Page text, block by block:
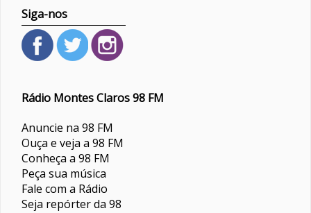
Siga-nos
Rádio Montes Claros 98 FM
Anuncie na 98 FM
Ouça e veja a 98 FM
Conheça a 98 FM
Peça sua música
Fale com a Rádio
Seja repórter da 98